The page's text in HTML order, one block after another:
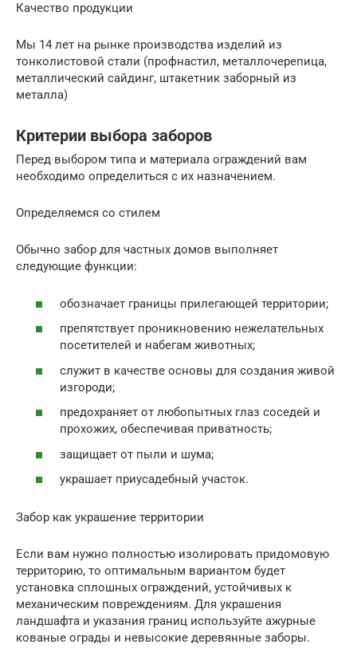
Качество продукции
Мы 14 лет на рынке производства изделий из
тонколистовой стали (профнастил, металлочерепица,
металлический сайдинг, штакетник заборный из
металла)
Критерии выбора заборов
Перед выбором типа и материала ограждений вам
необходимо определиться с их назначением.
Определяемся со стилем
Обычно забор для частных домов выполняет
следующие функции:
обозначает границы прилегающей территории;
препятствует проникновению нежелательных
посетителей и набегам животных;
служит в качестве основы для создания живой
изгороди;
предохраняет от любопытных глаз соседей и
прохожих, обеспечивая приватность;
защищает от пыли и шума;
украшает приусадебный участок.
Забор как украшение территории
Если вам нужно полностью изолировать придомовую
территорию, то оптимальным вариантом будет
установка сплошных ограждений, устойчивых к
механическим повреждениям. Для украшения
ландшафта и указания границ используйте ажурные
кованые ограды и невысокие деревянные заборы.